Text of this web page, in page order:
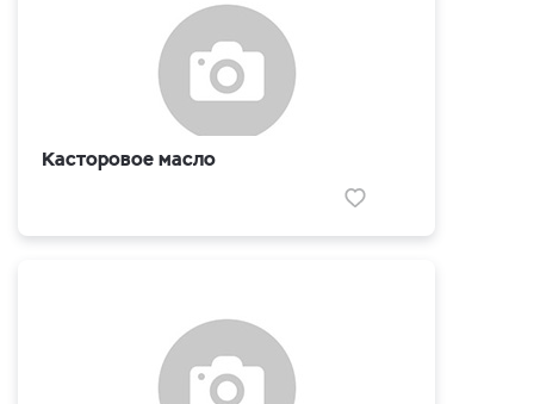
Касторовое масло